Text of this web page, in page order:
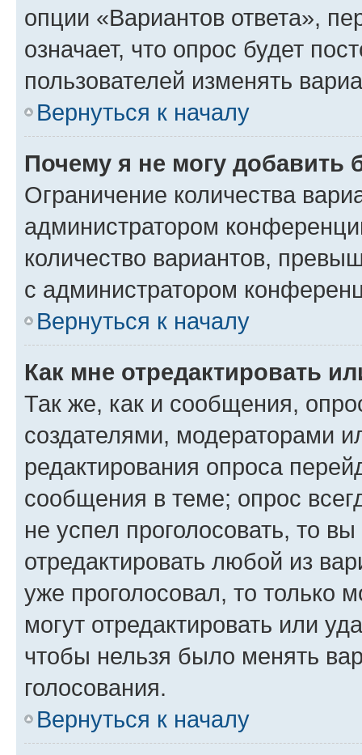
опции «Вариантов ответа»,
означает, что опрос будет
пользователей изменять
Вернуться к началу
Почему я не могу добавить
Ограничение количества
администратором
количество вариантов,
с администратором
Вернуться к началу
Как мне отредактировать
Так же, как и сообщения,
создателями, модераторами
редактирования опроса
сообщения в теме; опрос
не успел проголосовать, то
отредактировать любой из
уже проголосовал, то только
могут отредактировать или
чтобы нельзя было менять
голосования.
Вернуться к началу